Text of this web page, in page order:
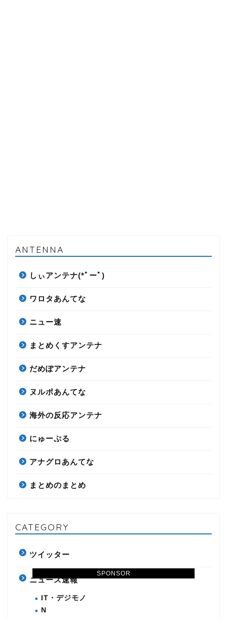
SPONSOR
ANTENNA
しぃアンテナ(*ﾟーﾟ)
ワロタあんてな
ニュー速
まとめくすアンテナ
だめぽアンテナ
ヌルポあんてな
海外の反応アンテナ
にゅーぷる
アナグロあんてな
まとめのまとめ
CATEGORY
ツイッター
ニュース速報
IT・デジモノ
N